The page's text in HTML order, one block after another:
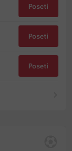
Poseti
Poseti
Poseti